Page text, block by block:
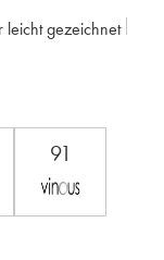
leicht gezeichnet
91